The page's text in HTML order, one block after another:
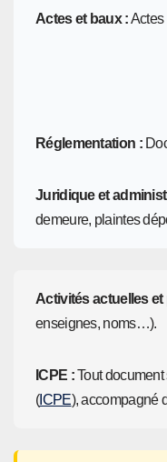
Actes et baux :Actes
Réglementation :
Juridique et
demeure, plaintes
Activités actuelles et
enseignes, noms…).
ICPE :Tout document
(ICPE), accompagné